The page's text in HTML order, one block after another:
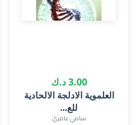
3.00 د.ك
العلموية الادلجة الالحادية
للع...
سامي عامري